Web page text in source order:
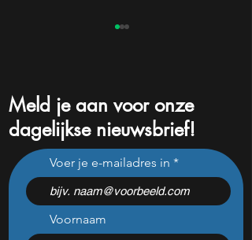
Beleggers dumpen dit
chipaandeel maar Wall
Street ziet een zeldzame
koopkans
Meld je aan voor onze
dagelijkse nieuwsbrief!
Voer je e-mailadres in
Voornaam